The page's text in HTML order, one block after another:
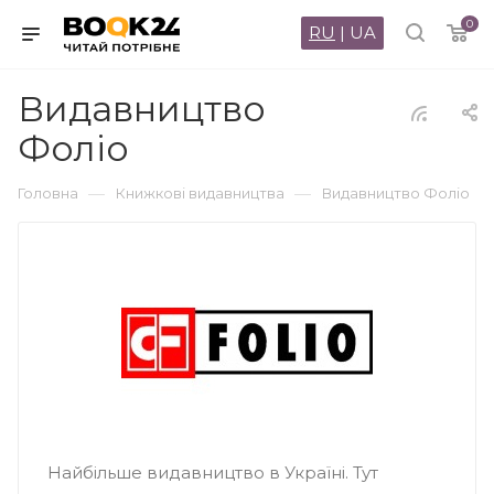
0
RU | UA
Видавництво
Фоліо
Головна — Книжкові видавництва — Видавництво Фоліо
Найбільше видавництво в Україні. Тут